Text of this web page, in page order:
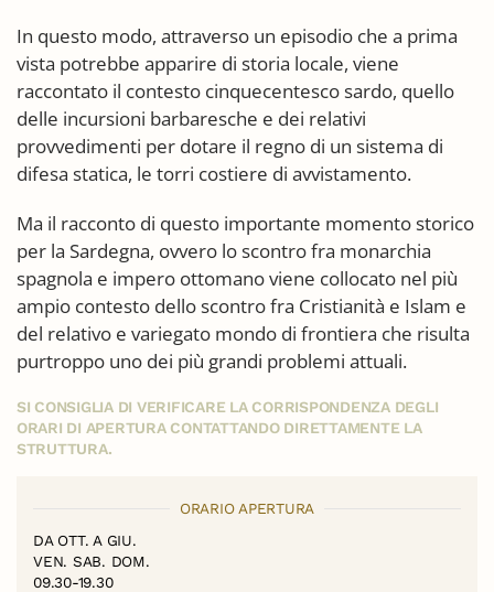
In questo modo, attraverso un episodio che a prima
vista potrebbe apparire di storia locale, viene
raccontato il contesto cinquecentesco sardo, quello
delle incursioni barbaresche e dei relativi
provvedimenti per dotare il regno di un sistema di
difesa statica, le torri costiere di avvistamento.
Ma il racconto di questo importante momento storico
per la Sardegna, ovvero lo scontro fra monarchia
spagnola e impero ottomano viene collocato nel più
ampio contesto dello scontro fra Cristianità e Islam e
del relativo e variegato mondo di frontiera che risulta
purtroppo uno dei più grandi problemi attuali.
SI CONSIGLIA DI VERIFICARE LA CORRISPONDENZA DEGLI
ORARI DI APERTURA CONTATTANDO DIRETTAMENTE LA
STRUTTURA.
ORARIO APERTURA
DA OTT. A GIU.
VEN. SAB. DOM.
09.30-19.30